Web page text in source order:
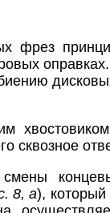
фрез
сквозное
8, а), который